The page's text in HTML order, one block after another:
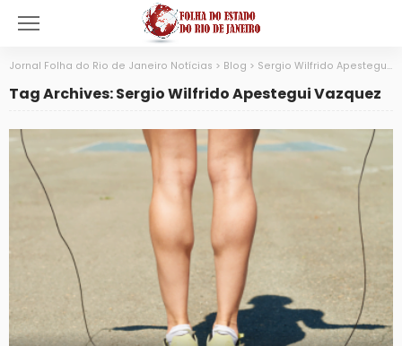
Jornal Folha do Rio de Janeiro Notícias > Blog > Sergio Wilfrido Apestegui Vazquez
Tag Archives: Sergio Wilfrido Apestegui Vazquez